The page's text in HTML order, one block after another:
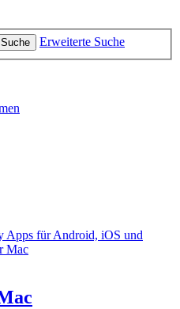
Suche Erweiterte Suche
Apps für Android, iOS und
Mac